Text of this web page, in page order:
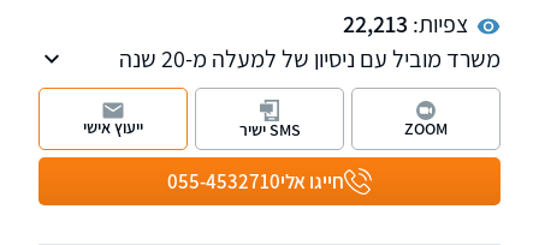
צפיות: 22,213
משרד מוביל עם ניסיון של למעלה מ-20 שנה
בתחום הסדרת מעמד ואזרחות בישראל,הליך
מדורג לבני זוג, הגירה לישראל ,ויזות כניסה ועבודה
בישראל ובעניינים הומניטריים, הגשת ערעורים
לבית הדין לעררים ועתירות מנהליות בתחום.
כמו כן, המשרד עוסק בתחום הנזיקין, תאונות
חייגו אלי055-4532710
ZOOM SMS ישיר ייעוץ אישי